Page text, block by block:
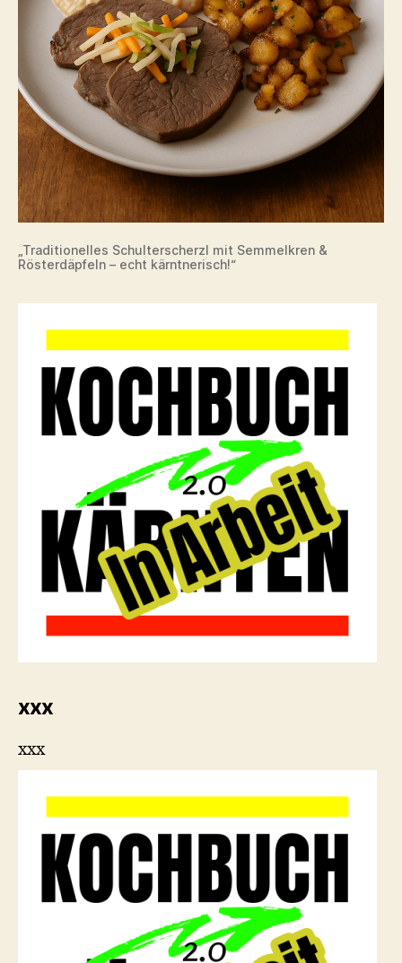
„Traditionelles Schulterscherzl mit Semmelkren &
Rösterdäpfeln – echt kärntnerisch!“
xxx
xxx